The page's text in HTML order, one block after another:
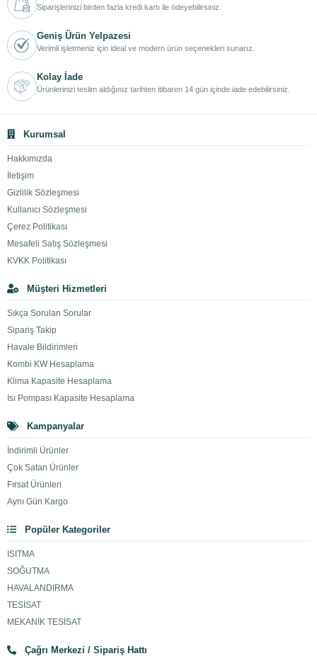
Siparişlerinizi birden fazla kredi kartı ile ödeyebilirsiniz.
Geniş Ürün Yelpazesi
Verimli işletmeniz için ideal ve modern ürün seçenekleri sunarız.
Kolay İade
Ürünlerinizi teslim aldığınız tarihten itibaren 14 gün içinde iade edebilirsiniz.
Kurumsal
Hakkımızda
İletişim
Gizlilik Sözleşmesi
Kullanıcı Sözleşmesi
Çerez Politikası
Mesafeli Satış Sözleşmesi
KVKK Politikası
Müşteri Hizmetleri
Sıkça Sorulan Sorular
Sipariş Takip
Havale Bildirimleri
Kombi KW Hesaplama
Klima Kapasite Hesaplama
Isı Pompası Kapasite Hesaplama
Kampanyalar
İndirimli Ürünler
Çok Satan Ürünler
Fırsat Ürünleri
Aynı Gün Kargo
Popüler Kategoriler
ISITMA
SOĞUTMA
HAVALANDIRMA
TESİSAT
MEKANİK TESİSAT
Çağrı Merkezi / Sipariş Hattı